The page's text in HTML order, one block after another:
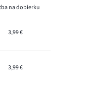
na dobierku
3,99 €
3,99 €